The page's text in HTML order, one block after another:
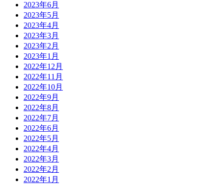
2023年6月
2023年5月
2023年4月
2023年3月
2023年2月
2023年1月
2022年12月
2022年11月
2022年10月
2022年9月
2022年8月
2022年7月
2022年6月
2022年5月
2022年4月
2022年3月
2022年2月
2022年1月